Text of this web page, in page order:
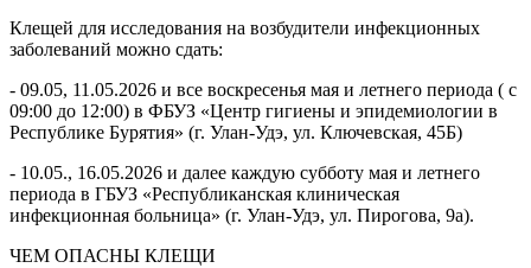
Клещей для исследования на возбудители инфекционных
заболеваний можно сдать:
- 09.05, 11.05.2026 и все воскресенья мая и летнего периода ( с
09:00 до 12:00) в ФБУЗ «Центр гигиены и эпидемиологии в
Республике Бурятия» (г. Улан-Удэ, ул. Ключевская, 45Б)
- 10.05., 16.05.2026 и далее каждую субботу мая и летнего
периода в ГБУЗ «Республиканская клиническая
инфекционная больница» (г. Улан-Удэ, ул. Пирогова, 9а).
ЧЕМ ОПАСНЫ КЛЕЩИ